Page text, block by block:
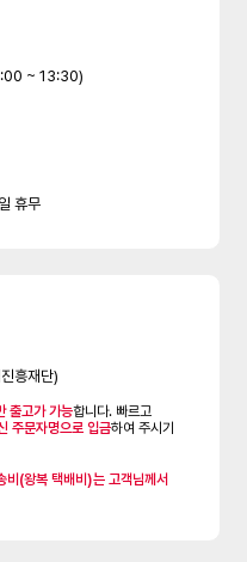
~ 13:30)
휴무
흥재단)
출고가 가능합니다. 빠르고
주문자명으로 입금하여 주시기
비(왕복 택배비)는 고객님께서